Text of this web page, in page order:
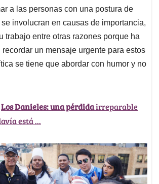
a las personas con una postura de
involucran en causas de importancia,
trabajo entre otras razones porque ha
un mensaje urgente para estos
se tiene que abordar con humor y no
Los Danieles: una pérdidairreparable
está ...